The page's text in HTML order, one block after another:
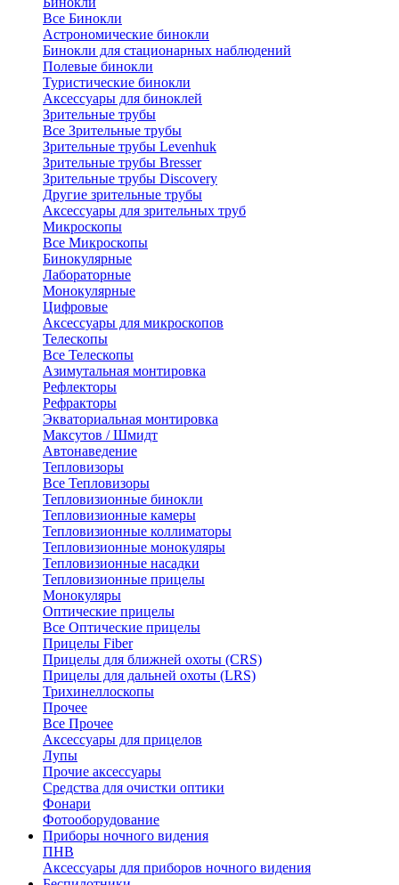
Все Бинокли
Астрономические бинокли
Бинокли для стационарных наблюдений
Полевые бинокли
Туристические бинокли
Аксессуары для биноклей
Зрительные трубы
Все Зрительные трубы
Зрительные трубы Levenhuk
Зрительные трубы Bresser
Зрительные трубы Discovery
Другие зрительные трубы
Аксессуары для зрительных труб
Микроскопы
Все Микроскопы
Бинокулярные
Лабораторные
Монокулярные
Цифровые
Аксессуары для микроскопов
Телескопы
Все Телескопы
Азимутальная монтировка
Рефлекторы
Рефракторы
Экваториальная монтировка
Максутов / Шмидт
Автонаведение
Тепловизоры
Все Тепловизоры
Тепловизионные бинокли
Тепловизионные камеры
Тепловизионные коллиматоры
Тепловизионные монокуляры
Тепловизионные насадки
Тепловизионные прицелы
Монокуляры
Оптические прицелы
Все Оптические прицелы
Прицелы Fiber
Прицелы для ближней охоты (CRS)
Прицелы для дальней охоты (LRS)
Трихинеллоскопы
Прочее
Все Прочее
Аксессуары для прицелов
Лупы
Прочие аксессуары
Средства для очистки оптики
Фонари
Фотооборудование
Приборы ночного видения
ПНВ
Аксессуары для приборов ночного видения